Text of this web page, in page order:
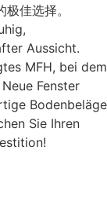
佳选择。
Aussicht.
MFH, bei dem
Fenster
Bodenbeläge
Sie Ihren